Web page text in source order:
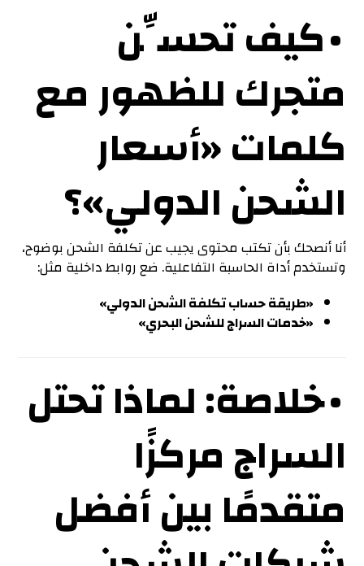
• كيف تحسِّن
متجرك للظهور مع
كلمات «أسعار
الشحن الدولي»؟
أنا أنصحك بأن تكتب محتوى يجيب عن تكلفة الشحن بوضوح،
وتستخدم أداة الحاسبة التفاعلية. ضع روابط داخلية مثل:
«طريقة حساب تكلفة الشحن الدولي»
«خدمات السراج للشحن البحري»
• خلاصة: لماذا تحتل
السراج مركزًا
متقدمًا بين أفضل